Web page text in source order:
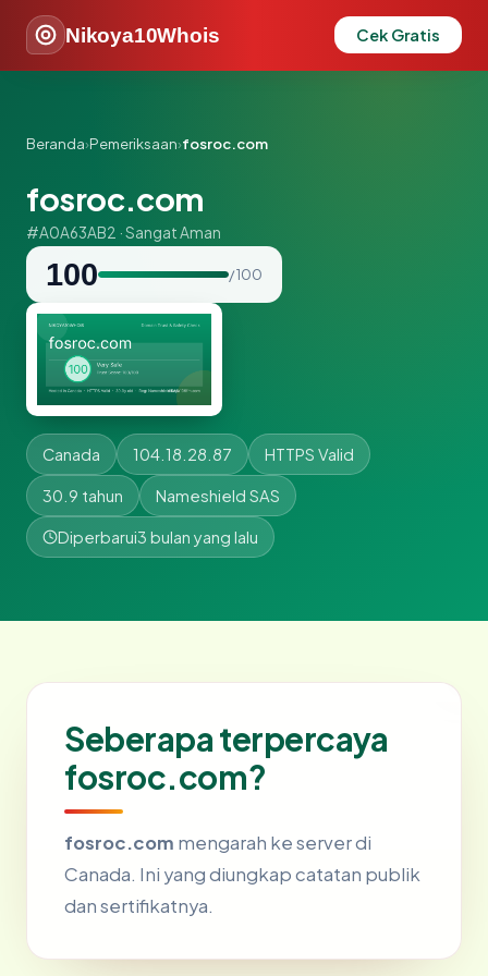
Nikoya10Whois Cek Gratis
Beranda›Pemeriksaan›fosroc.com
fosroc.com
#A0A63AB2 · Sangat Aman
100 / 100
Canada 104.18.28.87 HTTPS Valid
30.9 tahun Nameshield SAS
Diperbarui3 bulan yang lalu
Seberapa terpercaya
fosroc.com?
fosroc.com mengarah ke server di
Canada. Ini yang diungkap catatan publik
dan sertifikatnya.